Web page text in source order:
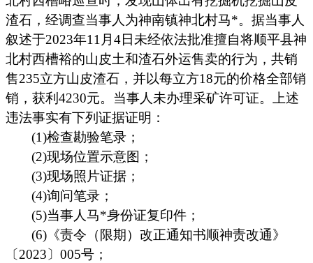
渣石，经调查当事人为神南镇神北村马*。据当事人
叙述于2023年11 月 4日 未经依法批准擅自将顺平县神
北村西槽裕的山皮土和渣石外运售卖的行为 ， 共销
售235立方山皮渣石，并以每立方18元的价格全部销
销，获利4230元。 当事人 未办理采矿许可证。
上述
违法事实有下列证据证明：
(1)检查勘验笔录；
(2)现场位置示意图；
(3)现场照片证据；
(4)询问笔录；
(5)当事人马*身份证复印件；
(6)《责令（限期）改正通知书顺神责改通》
〔2023〕005号；